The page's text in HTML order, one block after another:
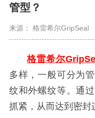
管型？
来源： 格雷希尔GripSeal
格雷希尔
多样，一般可分为
纹和外螺纹等。通
抓紧，从而达到密封